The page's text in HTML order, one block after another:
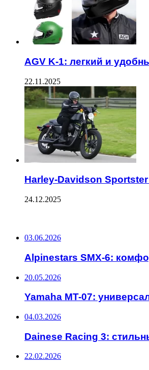
AGV K-1: легкий и
22.11.2025
Harley-Davidson
24.12.2025
03.06.2026
Alpinestars SMX-6:
20.05.2026
Yamaha MT-07:
04.03.2026
Dainese Racing 3:
22.02.2026